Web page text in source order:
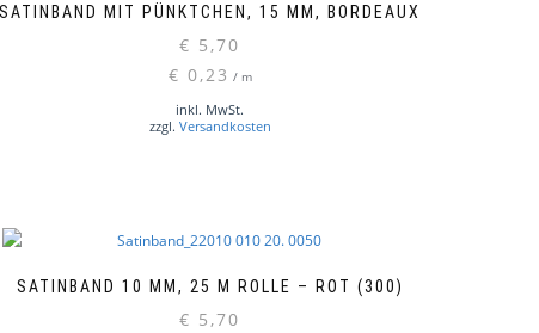
SATINBAND MIT PÜNKTCHEN, 15 MM, BORDEAUX
€ 5,70
€ 0,23 / m
inkl. MwSt.
zzgl. Versandkosten
SATINBAND 10 MM, 25 M ROLLE – ROT (300)
€ 5,70